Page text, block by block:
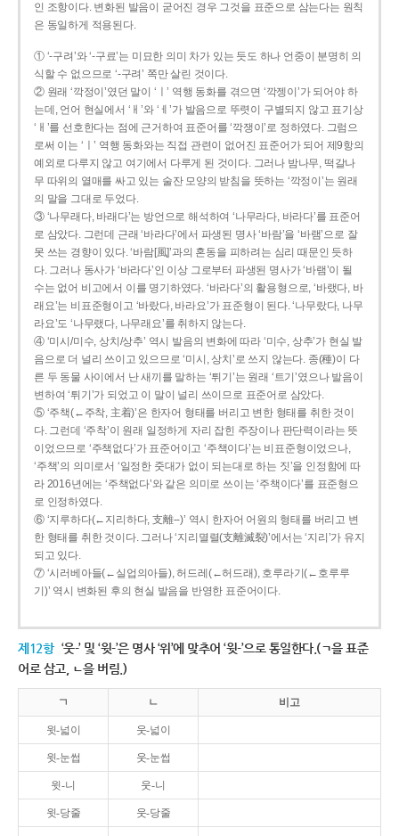
인 조항이다. 변화된 발음이 굳어진 경우 그것을 표준으로 삼는다는 원칙
은 동일하게 적용된다.
① ‘-구려’와 ‘-구료’는 미묘한 의미 차가 있는 듯도 하나 언중이 분명히 의
식할 수 없으므로 ‘-구려’ 쪽만 살린 것이다.
② 원래 ‘깍정이’였던 말이 ‘ㅣ’ 역행 동화를 겪으면 ‘깍젱이’가 되어야 하
는데, 언어 현실에서 ‘ㅐ’와 ‘ㅔ’가 발음으로 뚜렷이 구별되지 않고 표기상
‘ㅐ’를 선호한다는 점에 근거하여 표준어를 ‘깍쟁이’로 정하였다. 그럼으
로써 이는 ‘ㅣ’ 역행 동화와는 직접 관련이 없어진 표준어가 되어 제9항의
예외로 다루지 않고 여기에서 다루게 된 것이다. 그러나 밤나무, 떡갈나
무 따위의 열매를 싸고 있는 술잔 모양의 받침을 뜻하는 ‘깍정이’는 원래
의 말을 그대로 두었다.
③ ‘나무래다, 바래다’는 방언으로 해석하여 ‘나무라다, 바라다’를 표준어
로 삼았다. 그런데 근래 ‘바라다’에서 파생된 명사 ‘바람’을 ‘바램’으로 잘
못 쓰는 경향이 있다. ‘바람[風]’과의 혼동을 피하려는 심리 때문인 듯하
다. 그러나 동사가 ‘바라다’인 이상 그로부터 파생된 명사가 ‘바램’이 될
수는 없어 비고에서 이를 명기하였다. ‘바라다’의 활용형으로, ‘바랬다, 바
래요’는 비표준형이고 ‘바랐다, 바라요’가 표준형이 된다. ‘나무랐다, 나무
라요’도 ‘나무랬다, 나무래요’를 취하지 않는다.
④ ‘미시/미수, 상치/상추’ 역시 발음의 변화에 따라 ‘미수, 상추’가 현실 발
음으로 더 널리 쓰이고 있으므로 ‘미시, 상치’로 쓰지 않는다. 종(種)이 다
른 두 동물 사이에서 난 새끼를 말하는 ‘튀기’는 원래 ‘트기’였으나 발음이
변하여 ‘튀기’가 되었고 이 말이 널리 쓰이므로 표준어로 삼았다.
⑤ ‘주책(←주착, 主着)’은 한자어 형태를 버리고 변한 형태를 취한 것이
다. 그런데 ‘주착’이 원래 일정하게 자리 잡힌 주장이나 판단력이라는 뜻
이었으므로 ‘주책없다’가 표준어이고 ‘주책이다’는 비표준형이었으나,
‘주책’의 의미로서 ‘일정한 줏대가 없이 되는대로 하는 짓’을 인정함에 따
라 2016년에는 ‘주책없다’와 같은 의미로 쓰이는 ‘주책이다’를 표준형으
로 인정하였다.
⑥ ‘지루하다(←지리하다, 支離--)’ 역시 한자어 어원의 형태를 버리고 변
한 형태를 취한 것이다. 그러나 ‘지리멸렬(支離滅裂)’에서는 ‘지리’가 유지
되고 있다.
⑦ ‘시러베아들(←실업의아들), 허드레(←허드래), 호루라기(←호루루
기)’ 역시 변화된 후의 현실 발음을 반영한 표준어이다.
제12항 ‘웃-’ 및 ‘윗-’은 명사 ‘위’에 맞추어 ‘윗-’으로 통일한다.(ㄱ을 표준
어로 삼고, ㄴ을 버림.)
ㄱ ㄴ 비고
윗-넓이 웃-넓이
윗-눈썹 웃-눈썹
윗-니 웃-니
윗-당줄 웃-당줄